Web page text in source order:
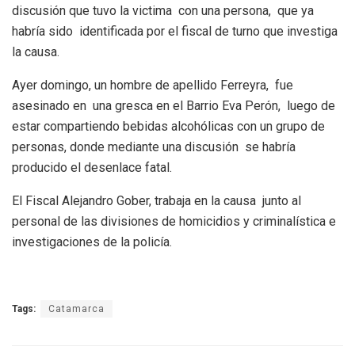
discusión que tuvo la victima con una persona, que ya
habría sido identificada por el fiscal de turno que investiga
la causa.
Ayer domingo, un hombre de apellido Ferreyra, fue
asesinado en una gresca en el Barrio Eva Perón, luego de
estar compartiendo bebidas alcohólicas con un grupo de
personas, donde mediante una discusión se habría
producido el desenlace fatal.
El Fiscal Alejandro Gober, trabaja en la causa junto al
personal de las divisiones de homicidios y criminalística e
investigaciones de la policía.
Tags: Catamarca